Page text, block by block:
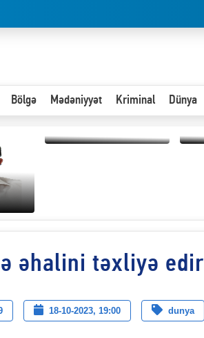
Bölgə Mədəniyyət Kriminal Dünya
—
əhalini təxliyə edir
18-10-2023, 19:00 dunya